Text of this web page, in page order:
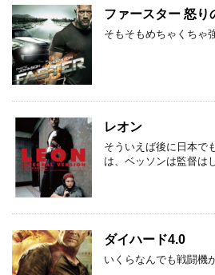
ファースター 怒り
そもそもめちゃくちゃ
レオン
そういえば後に日本で
は、ベッソンは監督
ダイハード4.0
いくらなんでも戦闘機